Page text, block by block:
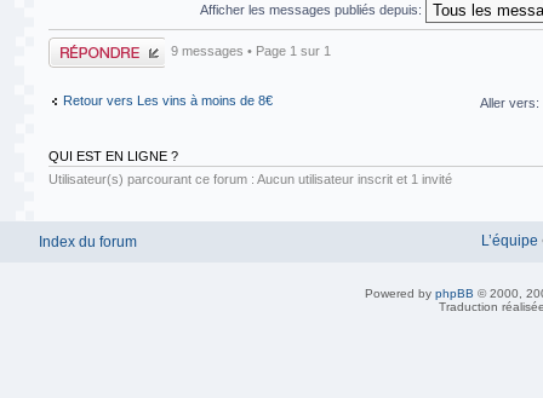
Afficher les messages publiés depuis:
Publier une
réponse
9 messages • Page 1 sur 1
Retour vers Les vins à moins de 8€ Aller vers:
QUI EST EN LIGNE ?
Utilisateur(s) parcourant ce forum : Aucun utilisateur inscrit et 1 invité
Index du forum L’équipe
Powered by phpBB © 2000,
Traduction